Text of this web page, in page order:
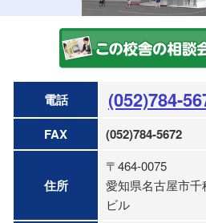
電話 (052)784-
FAX (052)784-5672
住所
〒464-0075
愛知県名古屋市
ビル